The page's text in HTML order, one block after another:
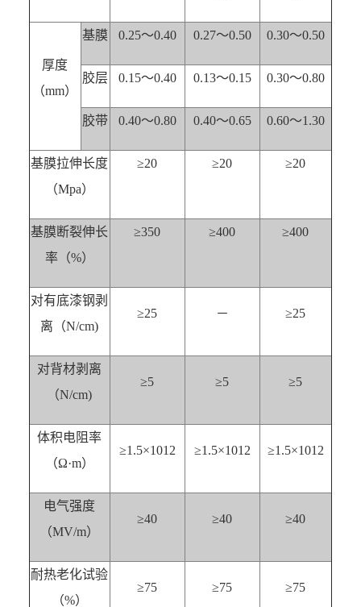
厚度
（mm）
基膜 0.25～0.40 0.27～0.50 0.30～0.50
胶层 0.15～0.40 0.13～0.15 0.30～0.80
胶带 0.40～0.80 0.40～0.65 0.60～1.30
基膜拉伸长度
（Mpa）
≥20 ≥20 ≥20
基膜断裂伸长
率（%）
≥350 ≥400 ≥400
对有底漆钢剥
离（N/cm)
≥25 － ≥25
对背材剥离
（N/cm)
≥5 ≥5 ≥5
体积电阻率
（Ω·m）
≥1.5×1012 ≥1.5×1012 ≥1.5×1012
电气强度
（MV/m）
≥40 ≥40 ≥40
耐热老化试验
（%）
≥75 ≥75 ≥75